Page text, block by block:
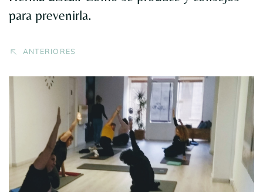
para prevenirla.
ANTERIORES